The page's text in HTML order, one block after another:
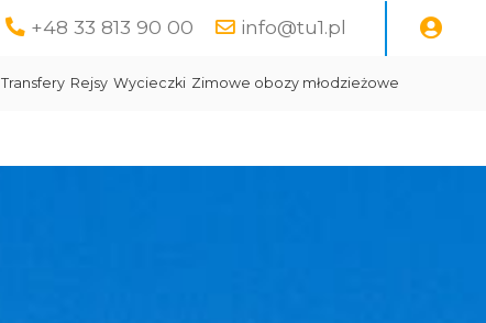
+48 33 813 90 00 info@tu1.pl
Transfery Rejsy Wycieczki Zimowe obozy młodzieżowe